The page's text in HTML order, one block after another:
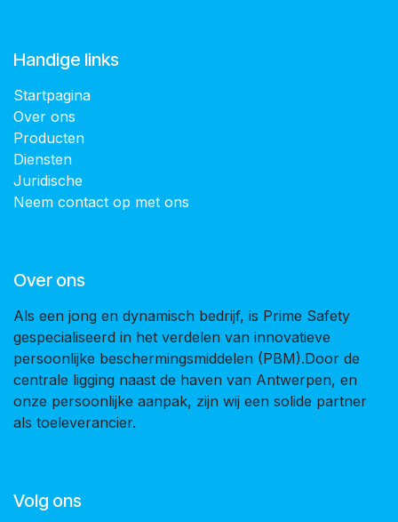
Handige links
Startpagina
Over ons
Producten
Diensten
Juridische
Neem contact op met ons
Over ons
Als een jong en dynamisch bedrijf, is Prime Safety
gespecialiseerd in het verdelen van innovatieve
persoonlijke beschermingsmiddelen (PBM).Door de
centrale ligging naast de haven van Antwerpen, en
onze persoonlijke aanpak, zijn wij een solide partner
als toeleverancier.
Volg ons